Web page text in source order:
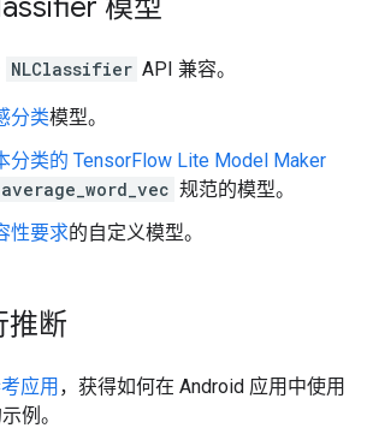
模型
NLClassifier API 兼容。
分类模型。
分类的 TensorFlow Lite Model Maker
average_word_vec 规范的模型。
性要求的自定义模型。
推断
应用 ，获得如何在 Android 应用中使用
例。